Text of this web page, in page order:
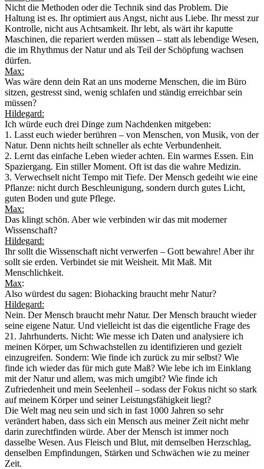
Nicht die Methoden oder die Technik sind das Problem. Die
Haltung ist es. Ihr optimiert aus Angst, nicht aus Liebe. Ihr messt zur
Kontrolle, nicht aus Achtsamkeit. Ihr lebt, als wärt ihr kaputte
Maschinen, die repariert werden müssen – statt als lebendige Wesen,
die im Rhythmus der Natur und als Teil der Schöpfung wachsen
dürfen.
Max:
Was wäre denn dein Rat an uns moderne Menschen, die im Büro
sitzen, gestresst sind, wenig schlafen und ständig erreichbar sein
müssen?
Hildegard:
Ich würde euch drei Dinge zum Nachdenken mitgeben:
1. Lasst euch wieder berühren – von Menschen, von Musik, von der
Natur. Denn nichts heilt schneller als echte Verbundenheit.
2. Lernt das einfache Leben wieder achten. Ein warmes Essen. Ein
Spaziergang. Ein stiller Moment. Oft ist das die wahre Medizin.
3. Verwechselt nicht Tempo mit Tiefe. Der Mensch gedeiht wie eine
Pflanze: nicht durch Beschleunigung, sondern durch gutes Licht,
guten Boden und gute Pflege.
Max:
Das klingt schön. Aber wie verbinden wir das mit moderner
Wissenschaft?
Hildegard:
Ihr sollt die Wissenschaft nicht verwerfen – Gott bewahre! Aber ihr
sollt sie erden. Verbindet sie mit Weisheit. Mit Maß. Mit
Menschlichkeit.
Max:
Also würdest du sagen: Biohacking braucht mehr Natur?
Hildegard:
Nein. Der Mensch braucht mehr Natur. Der Mensch braucht wieder
seine eigene Natur. Und vielleicht ist das die eigentliche Frage des
21. Jahrhunderts. Nicht: Wie messe ich Daten und analysiere ich
meinen Körper, um Schwachstellen zu identifizieren und gezielt
einzugreifen. Sondern: Wie finde ich zurück zu mir selbst? Wie
finde ich wieder das für mich gute Maß? Wie lebe ich im Einklang
mit der Natur und allem, was mich umgibt? Wie finde ich
Zufriedenheit und mein Seelenheil – sodass der Fokus nicht so stark
auf meinem Körper und seiner Leistungsfähigkeit liegt?
Die Welt mag neu sein und sich in fast 1000 Jahren so sehr
verändert haben, dass sich ein Mensch aus meiner Zeit nicht mehr
darin zurechtfinden würde. Aber der Mensch ist immer noch
dasselbe Wesen. Aus Fleisch und Blut, mit demselben Herzschlag,
denselben Empfindungen, Stärken und Schwächen wie zu meiner
Zeit.